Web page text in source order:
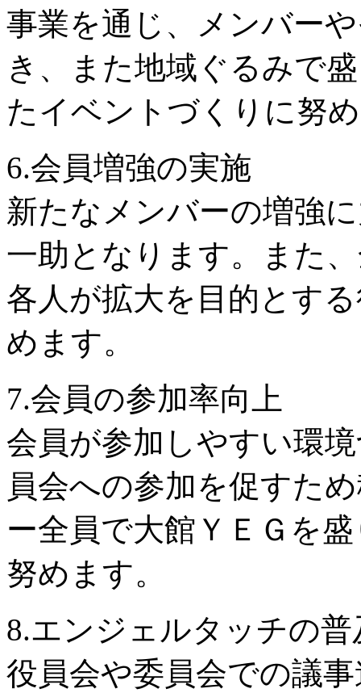
事業を通じ、メンバー
き、また地域ぐるみで
たイベントづくりに努
6.会員増強の実施
新たなメンバーの増強
一助となります。また
各人が拡大を目的とす
めます。
7.会員の参加率向上
会員が参加しやすい環
員会への参加を促すた
ー全員で大館ＹＥＧを
努めます。
8.エンジェルタッチの普
役員会や委員会での議